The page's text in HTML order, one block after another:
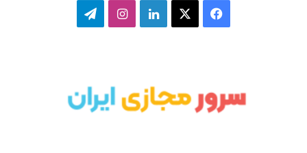
فیسبوک ایکسلینکدایناینستاگرامتلگرام